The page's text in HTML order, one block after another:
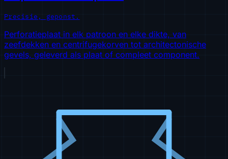
Precisie, geponst.
Perforatieplaat in elk patroon en elke dikte, van
zeefdekken en centrifugekorven tot architectonische
gevels, geleverd als plaat of compleet component.